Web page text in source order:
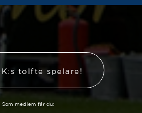
tolfte spelare!
Som medlem får du: